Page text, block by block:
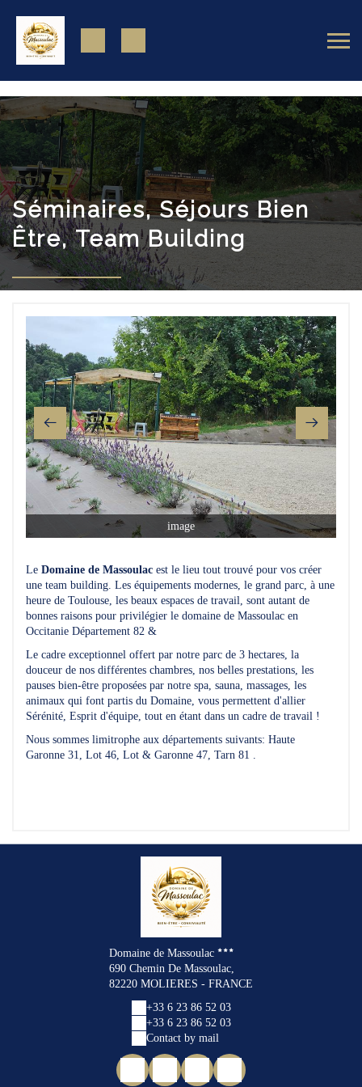
Séminaires, Séjours Bien
Être, Team Building
image
Le Domaine de Massoulac est le lieu tout trouvé pour vos créer
une team building. Les équipements modernes, le grand parc, à une
heure de Toulouse, les beaux espaces de travail, sont autant de
bonnes raisons pour privilégier le domaine de Massoulac en
Occitanie Département 82 &
Le cadre exceptionnel offert par notre parc de 3 hectares, la
douceur de nos différentes chambres, nos belles prestations, les
pauses bien-être proposées par notre spa, sauna, massages, les
animaux qui font partis du Domaine, vous permettent d'allier
Sérénité, Esprit d'équipe, tout en étant dans un cadre de travail !
Nous sommes limitrophe aux départements suivants: Haute
Garonne 31, Lot 46, Lot & Garonne 47, Tarn 81 .
Domaine de Massoulac
690 Chemin De Massoulac,
82220 MOLIERES - FRANCE
+33 6 23 86 52 03
+33 6 23 86 52 03
Contact by mail